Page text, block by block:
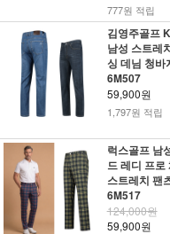
777원 적립
김영주골프
남성 스트레
싱 데님 청바
6M507
59,900원
1,797원 적립
럭스골프 남
드 레디 프로
스트레치 팬
6M517
124,000원
59,900원